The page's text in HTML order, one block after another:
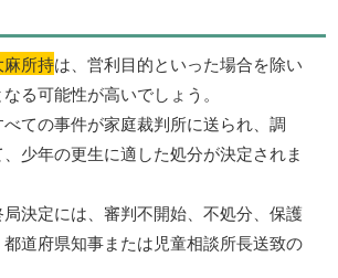
麻所持は、営利目的といった場合を除い
る可能性が高いでしょう。
ての事件が家庭裁判所に送られ、調
少年の更生に適した処分が決定されま
決定には、審判不開始、不処分、保護
道府県知事または児童相談所長送致の